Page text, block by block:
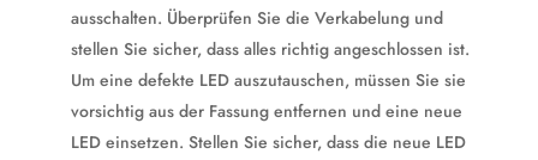
ausschalten. Überprüfen Sie die Verkabelung und
stellen Sie sicher, dass alles richtig angeschlossen ist.
Um eine defekte LED auszutauschen, müssen Sie sie
vorsichtig aus der Fassung entfernen und eine neue
LED einsetzen. Stellen Sie sicher, dass die neue LED